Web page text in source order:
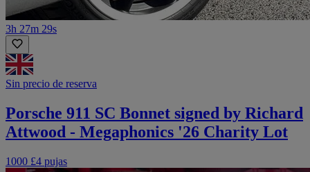
3h 27m 29s
Sin precio de reserva
Porsche 911 SC Bonnet signed by Richard
Attwood - Megaphonics '26 Charity Lot
1000 £4 pujas